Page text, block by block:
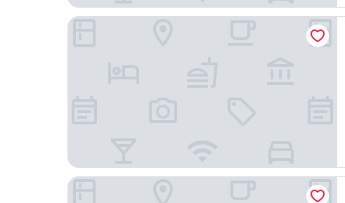
Phoenix Island
Co'op City Hotel Seongsan